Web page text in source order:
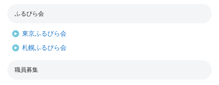
ふるびら会
東京ふるびら会
札幌ふるびら会
職員募集